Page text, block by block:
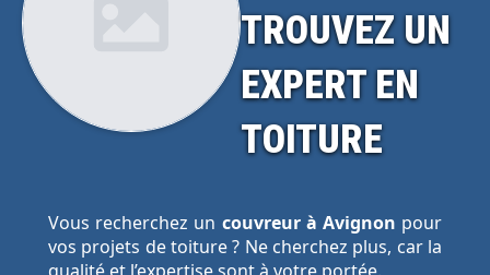
TROUVEZ UN
EXPERT EN
TOITURE
Vous recherchez un couvreur à Avignon pour
vos projets de toiture ? Ne cherchez plus, car la